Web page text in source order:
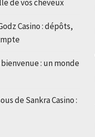
de vos cheveux
Casino : dépôts,
: un monde
de Sankra Casino :